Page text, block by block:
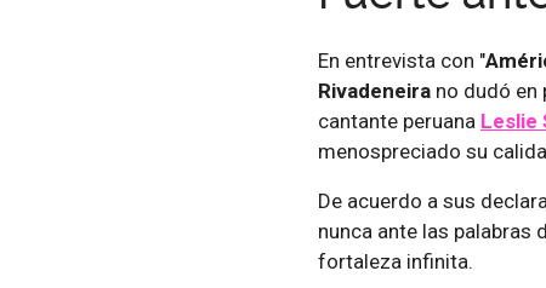
En entrevista con "
Rivadeneira no dudó en
cantante peruana Leslie
menospreciado su
De acuerdo a sus
nunca ante las palabras
fortaleza infinita.